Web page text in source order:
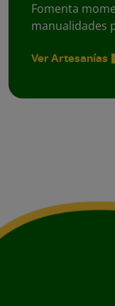
Fomenta
manualidades
Ver Artesanías